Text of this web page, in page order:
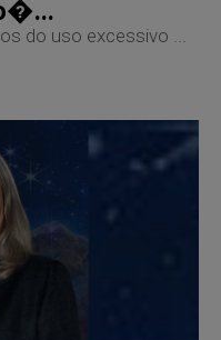
do uso excessivo ...